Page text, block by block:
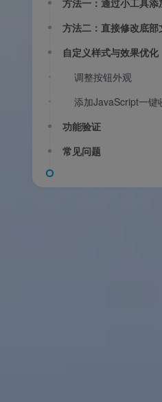
方法二：直接修改底部
自定义样式与效果优化
调整按钮外观
功能验证
常见问题